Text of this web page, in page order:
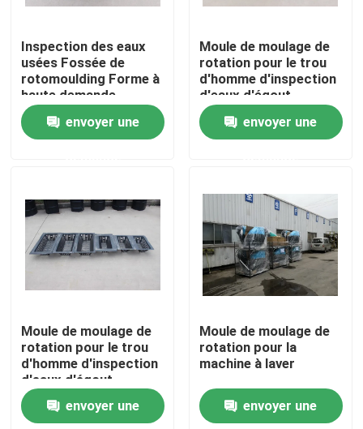
Produits
Vidéos
Au sujet de nous
Contrôle de qualité
Contactez-nous
Demandez une citation
Moule de Rotomoulding
Inspection des eaux
usées Fossée de
rotomoulding Forme à
haute demande
envoyer une
Moule de moulage de
rotation pour le trou
d'homme d'inspection
d'eaux d'égout
envoyer une
Moule de moulage de
rotation pour le trou
d'homme d'inspection
d'eaux d'égout
envoyer une
Moule de moulage de
rotation pour la
machine à laver
envoyer une